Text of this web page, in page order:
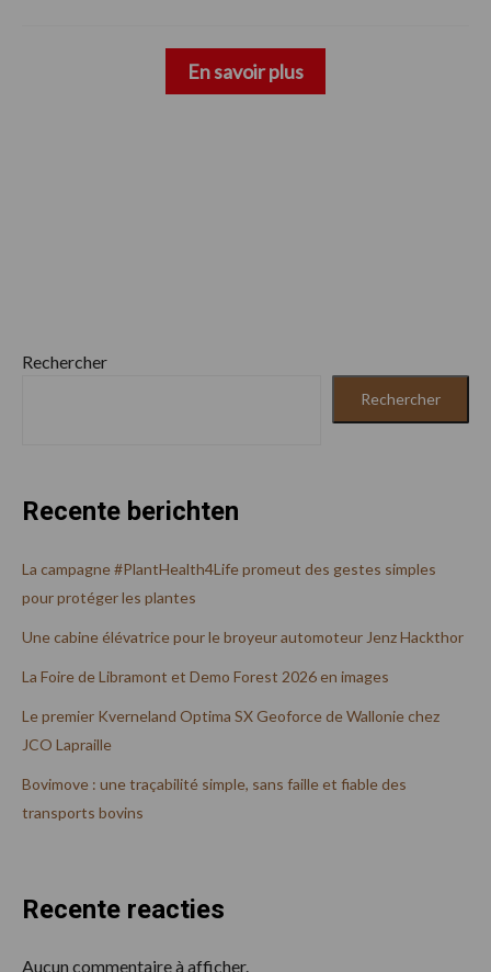
En savoir plus
Rechercher
Rechercher
Recente berichten
La campagne #PlantHealth4Life promeut des gestes simples
pour protéger les plantes
Une cabine élévatrice pour le broyeur automoteur Jenz Hackthor
La Foire de Libramont et Demo Forest 2026 en images
Le premier Kverneland Optima SX Geoforce de Wallonie chez
JCO Lapraille
Bovimove : une traçabilité simple, sans faille et fiable des
transports bovins
Recente reacties
Aucun commentaire à afficher.